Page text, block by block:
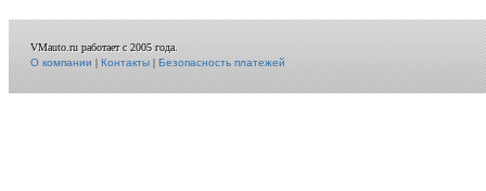
VMauto.ru работает с 2005 года.
О компании|Контакты|Безопасность платежей